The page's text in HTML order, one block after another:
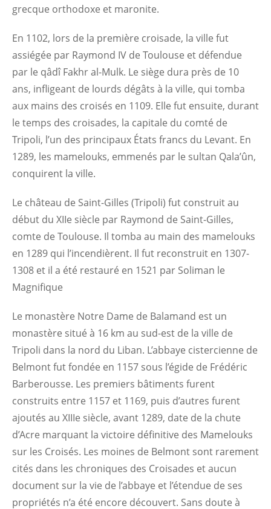
grecque orthodoxe et maronite.
En 1102, lors de la première croisade, la ville fut
assiégée par Raymond IV de Toulouse et défendue
par le qâdî Fakhr al-Mulk. Le siège dura près de 10
ans, infligeant de lourds dégâts à la ville, qui tomba
aux mains des croisés en 1109. Elle fut ensuite, durant
le temps des croisades, la capitale du comté de
Tripoli, l’un des principaux États francs du Levant. En
1289, les mamelouks, emmenés par le sultan Qala’ûn,
conquirent la ville.
Le château de Saint-Gilles (Tripoli) fut construit au
début du XIIe siècle par Raymond de Saint-Gilles,
comte de Toulouse. Il tomba au main des mamelouks
en 1289 qui l’incendièrent. Il fut reconstruit en 1307-
1308 et il a été restauré en 1521 par Soliman le
Magnifique
Le monastère Notre Dame de Balamand est un
monastère situé à 16 km au sud-est de la ville de
Tripoli dans la nord du Liban. L’abbaye cistercienne de
Belmont fut fondée en 1157 sous l’égide de Frédéric
Barberousse. Les premiers bâtiments furent
construits entre 1157 et 1169, puis d’autres furent
ajoutés au XIIIe siècle, avant 1289, date de la chute
d’Acre marquant la victoire définitive des Mamelouks
sur les Croisés. Les moines de Belmont sont rarement
cités dans les chroniques des Croisades et aucun
document sur la vie de l’abbaye et l’étendue de ses
propriétés n’a été encore découvert. Sans doute à